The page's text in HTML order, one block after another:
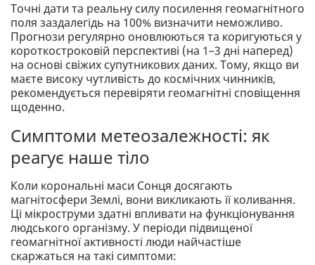
Точні дати та реальну силу посилення геомагнітного
поля заздалегідь на 100% визначити неможливо.
Прогнози регулярно оновлюються та коригуються у
короткостроковій перспективі (на 1–3 дні наперед)
на основі свіжих супутникових даних. Тому, якщо ви
маєте високу чутливість до космічних чинників,
рекомендується перевіряти геомагнітні сповіщення
щоденно.
Симптоми метеозалежності: як
реагує наше тіло
Коли корональні маси Сонця досягають
магнітосфери Землі, вони викликають її коливання.
Ці мікроструми здатні впливати на функціонування
людського організму. У періоди підвищеної
геомагнітної активності люди найчастіше
скаржаться на такі симптоми: